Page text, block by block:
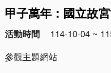
甲子萬年：國立故
活動時間
114-10-04 ~